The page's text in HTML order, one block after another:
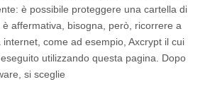
è possibile proteggere una cartella di
affermativa, bisogna, però, ricorrere a
come ad esempio, Axcrypt il cui
utilizzando questa pagina. Dopo
si sceglie